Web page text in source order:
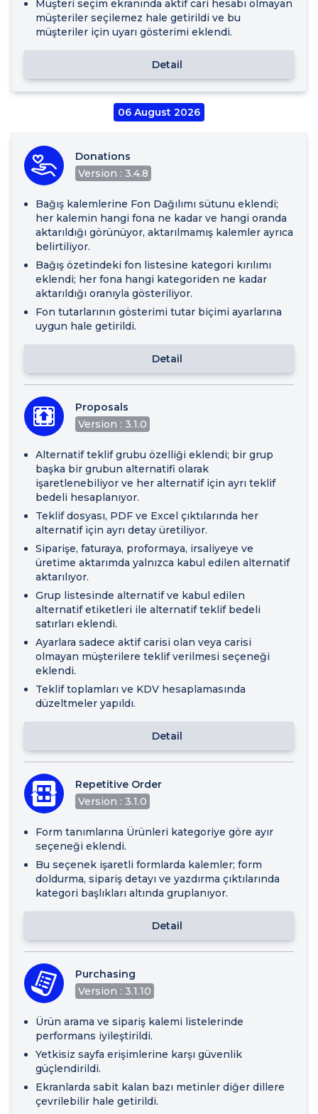
Müşteri seçim ekranında aktif cari hesabı olmayan
müşteriler seçilemez hale getirildi ve bu
müşteriler için uyarı gösterimi eklendi.
Detail
06 August 2026
Donations
Version : 3.4.8
Bağış kalemlerine Fon Dağılımı sütunu eklendi;
her kalemin hangi fona ne kadar ve hangi oranda
aktarıldığı görünüyor, aktarılmamış kalemler ayrıca
belirtiliyor.
Bağış özetindeki fon listesine kategori kırılımı
eklendi; her fona hangi kategoriden ne kadar
aktarıldığı oranıyla gösteriliyor.
Fon tutarlarının gösterimi tutar biçimi ayarlarına
uygun hale getirildi.
Detail
Proposals
Version : 3.1.0
Alternatif teklif grubu özelliği eklendi; bir grup
başka bir grubun alternatifi olarak
işaretlenebiliyor ve her alternatif için ayrı teklif
bedeli hesaplanıyor.
Teklif dosyası, PDF ve Excel çıktılarında her
alternatif için ayrı detay üretiliyor.
Siparişe, faturaya, proformaya, irsaliyeye ve
üretime aktarımda yalnızca kabul edilen alternatif
aktarılıyor.
Grup listesinde alternatif ve kabul edilen
alternatif etiketleri ile alternatif teklif bedeli
satırları eklendi.
Ayarlara sadece aktif carisi olan veya carisi
olmayan müşterilere teklif verilmesi seçeneği
eklendi.
Teklif toplamları ve KDV hesaplamasında
düzeltmeler yapıldı.
Detail
Repetitive Order
Version : 3.1.0
Form tanımlarına Ürünleri kategoriye göre ayır
seçeneği eklendi.
Bu seçenek işaretli formlarda kalemler; form
doldurma, sipariş detayı ve yazdırma çıktılarında
kategori başlıkları altında gruplanıyor.
Detail
Purchasing
Version : 3.1.10
Ürün arama ve sipariş kalemi listelerinde
performans iyileştirildi.
Yetkisiz sayfa erişimlerine karşı güvenlik
güçlendirildi.
Ekranlarda sabit kalan bazı metinler diğer dillere
çevrilebilir hale getirildi.